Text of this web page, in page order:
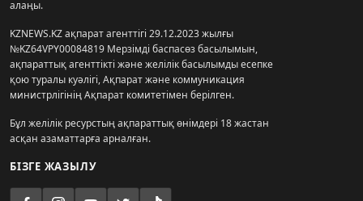
алаңы.
KZNEWS.KZ ақпарат агенттігі 29.12.2023 жылғы
№KZ64VPY00084819 Мерзімді баспасөз басылымын,
ақпараттық агенттікті және желілік басылымды есепке
қою туралы куәлігі, Ақпарат және коммуникация
министрлігінің Ақпарат комитетімен берілген.
Бұл желілік ресурстың ақпараттық өнімдері 18 жастан
асқан азаматтарға арналған.
БІЗГЕ ЖАЗЫЛУ